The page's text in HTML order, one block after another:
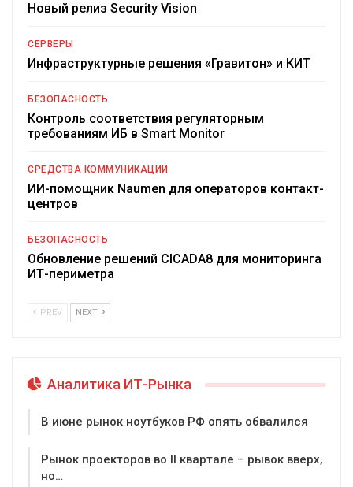
Новый релиз Security Vision
СЕРВЕРЫ
Инфраструктурные решения «Гравитон» и КИТ
БЕЗОПАСНОСТЬ
Контроль соответствия регуляторным
требованиям ИБ в Smart Monitor
СРЕДСТВА КОММУНИКАЦИИ
ИИ-помощник Naumen для операторов контакт-
центров
БЕЗОПАСНОСТЬ
Обновление решений CICADA8 для мониторинга
ИТ-периметра
PREV NEXT
Аналитика ИТ-Рынка
В июне рынок ноутбуков РФ опять обвалился
Рынок проекторов во II квартале – рывок вверх,
но…